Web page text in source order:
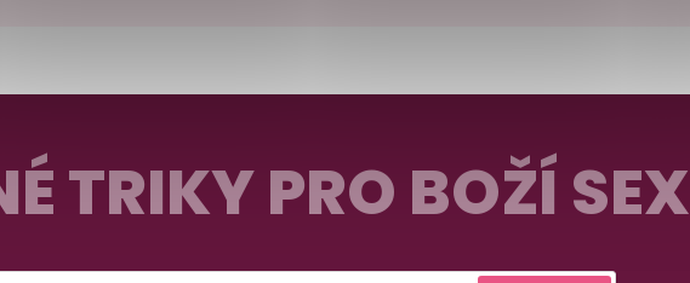
TRIKY PRO BOŽÍ SEX